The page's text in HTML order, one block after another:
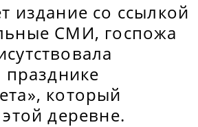
издание со ссылкой
СМИ, госпожа
празднике
который
деревне.